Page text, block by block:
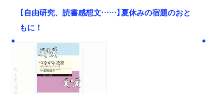
【自由研究、読書感想文……】夏休みの宿題のおと
もに！
ちくまプリマー新書